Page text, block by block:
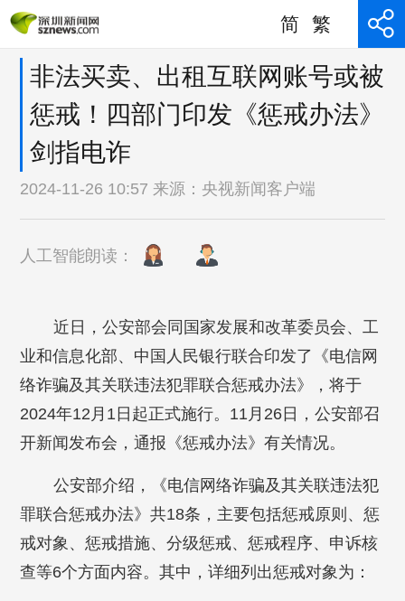
简 繁
非法买卖、出租互联网账号或被
惩戒！四部门印发《惩戒办法》
剑指电诈
2024-11-26 10:57 来源： 央视新闻客户端
人工智能朗读：
近日，公安部会同国家发展和改革委员会、工
业和信息化部、中国人民银行联合印发了《电信网
络诈骗及其关联违法犯罪联合惩戒办法》，将于
2024年12月1日起正式施行。11月26日，公安部召
开新闻发布会，通报《惩戒办法》有关情况。
公安部介绍，《电信网络诈骗及其关联违法犯
罪联合惩戒办法》共18条，主要包括惩戒原则、惩
戒对象、惩戒措施、分级惩戒、惩戒程序、申诉核
查等6个方面内容。其中，详细列出惩戒对象为：